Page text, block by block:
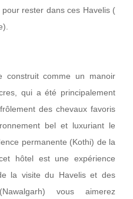
rester dans ces Havelis (
construit comme un manoir
qui a été principalement
des chevaux favoris
bel et luxuriant le
permanente (Kothi) de la
hôtel est une expérience
la visite du Havelis et des
vous aimerez